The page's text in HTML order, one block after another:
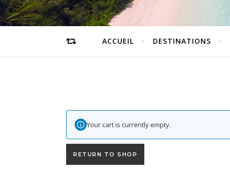
ACCUEIL DESTINATIONS
Your cart is currently empty.
RETURN TO SHOP